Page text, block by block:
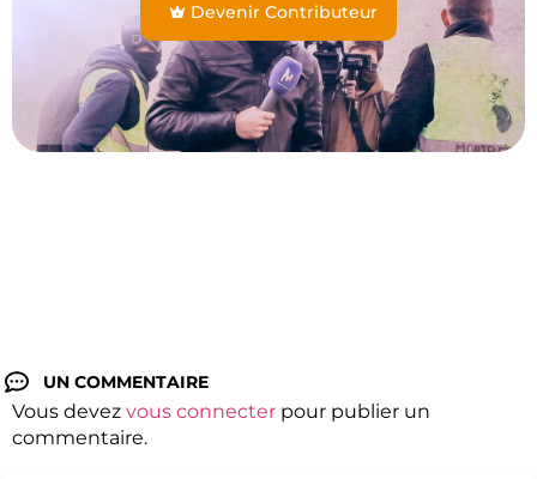
Devenir Contributeur
UN COMMENTAIRE
Vous devez vous connecter pour publier un
commentaire.